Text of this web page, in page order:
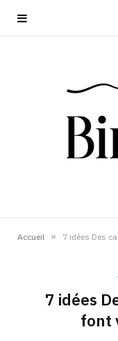
Accueil » 7 idées Des
7 idées
font